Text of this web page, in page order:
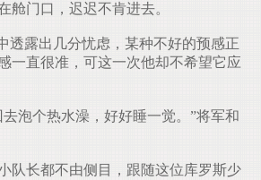
舱门口，迟迟不肯进去。
露出几分忧虑，某种不好的预感正
一直很准，可这一次他却不希望它应
泡个热水澡，好好睡一觉。”将军和
队长都不由侧目，跟随这位库罗斯少